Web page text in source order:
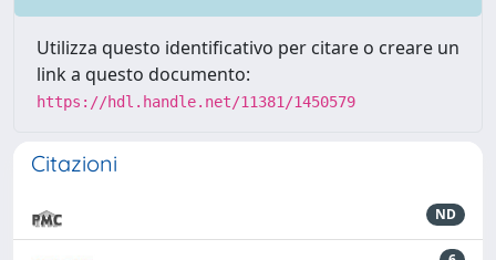
Utilizza questo identificativo per citare o creare un
link a questo documento:
https://hdl.handle.net/11381/1450579
Citazioni
ND